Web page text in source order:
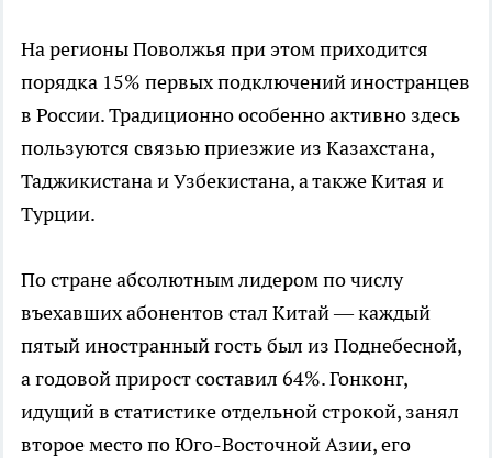
На регионы Поволжья при этом приходится
порядка 15% первых подключений иностранцев
в России. Традиционно особенно активно здесь
пользуются связью приезжие из Казахстана,
Таджикистана и Узбекистана, а также Китая и
Турции.
По стране абсолютным лидером по числу
въехавших абонентов стал Китай — каждый
пятый иностранный гость был из Поднебесной,
а годовой прирост составил 64%. Гонконг,
идущий в статистике отдельной строкой, занял
второе место по Юго-Восточной Азии, его